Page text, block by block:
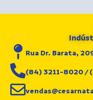
Rua Dr. Barata,
(84) 3211-8020 /